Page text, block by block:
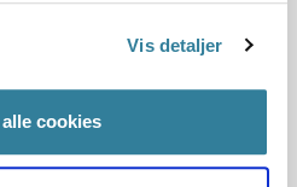
Vis detaljer
cookies